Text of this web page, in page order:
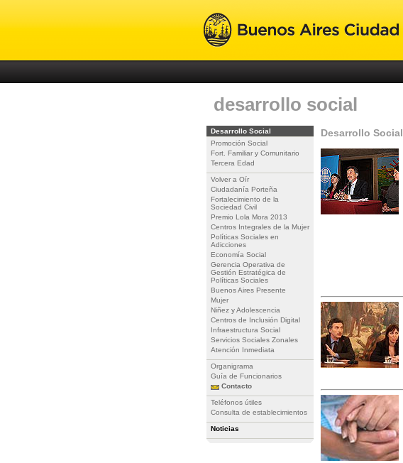
desarrollo social
Desarrollo Social
Promoción Social
Fort. Familiar y Comunitario
Tercera Edad
Volver a Oír
Ciudadanía Porteña
Fortalecimiento de la
Sociedad Civil
Premio Lola Mora 2013
Centros Integrales de la Mujer
Políticas Sociales en
Adicciones
Economía Social
Gerencia Operativa de
Gestión Estratégica de
Políticas Sociales
Buenos Aires Presente
Mujer
Niñez y Adolescencia
Centros de Inclusión Digital
Infraestructura Social
Servicios Sociales Zonales
Atención Inmediata
Organigrama
Guía de Funcionarios
Contacto
Teléfonos útiles
Consulta de establecimientos
Noticias
Desarrollo Social